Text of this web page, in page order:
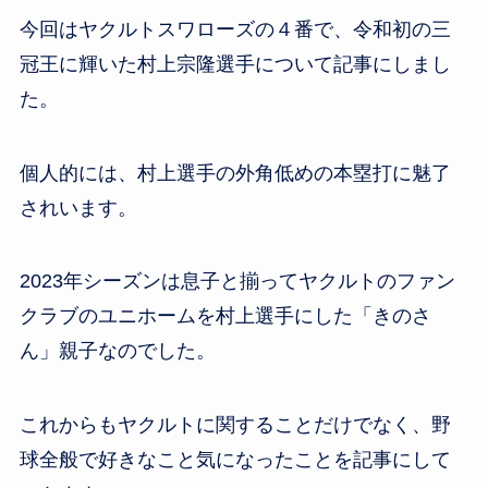
今回はヤクルトスワローズの４番で、令和初の三
冠王に輝いた村上宗隆選手について記事にしまし
た。
個人的には、村上選手の外角低めの本塁打に魅了
されいます。
2023年シーズンは息子と揃ってヤクルトのファン
クラブのユニホームを村上選手にした「きのさ
ん」親子なのでした。
これからもヤクルトに関することだけでなく、野
球全般で好きなこと気になったことを記事にして